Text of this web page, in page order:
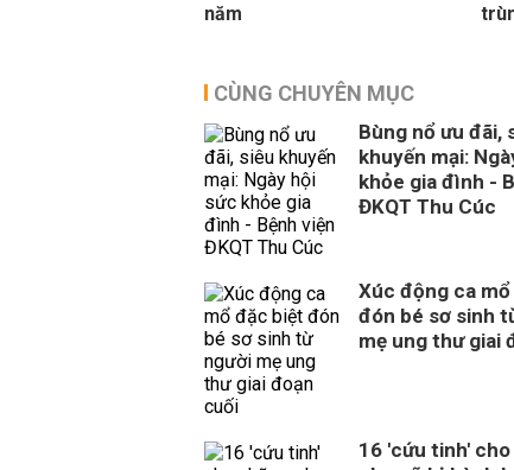
năm
CÙNG CHUYÊN MỤC
Bùng nổ ưu đãi,
khuyến mại:
khỏe gia đình -
ĐKQT Thu Cúc
Xúc động ca
đón bé sơ sinh
mẹ ung thư giai
16 'cứu tinh'